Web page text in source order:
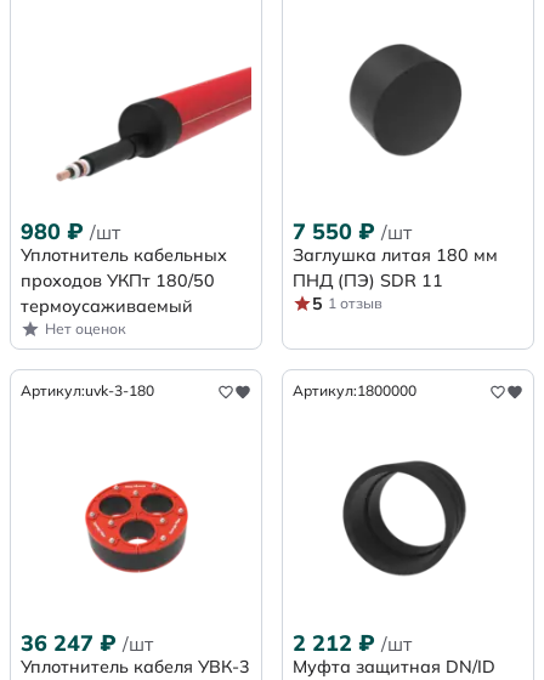
980 ₽ /шт
Уплотнитель кабельных
проходов УКПт 180/50
термоусаживаемый
Нет оценок
7 550 ₽ /шт
Заглушка литая 180 мм
ПНД (ПЭ) SDR 11
5 1 отзыв
Артикул:uvk-3-180
36 247 ₽ /шт
Уплотнитель кабеля УВК-3
Артикул:1800000
2 212 ₽ /шт
Муфта защитная DN/ID